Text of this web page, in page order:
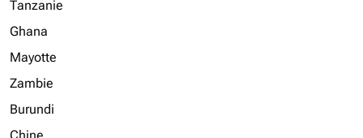
Tanzanie
Ghana
Mayotte
Zambie
Burundi